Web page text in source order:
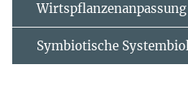
Symbiotische